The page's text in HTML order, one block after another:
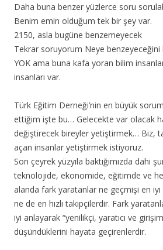
Daha buna benzer yüzlerce soru
Benim emin olduğum tek bir şey var.
2150, asla bugüne benzemeyecek
Tekrar soruyorum Neye benzeyeceğini
YOK ama buna kafa yoran bilim
insanları var.
Türk Eğitim Derneği’nin en büyük
ettiğim işte bu… Gelecekte var olacak
değiştirecek bireyler yetiştirmek… Biz,
açan insanlar yetiştirmek istiyoruz.
Son çeyrek yüzyıla baktığımızda dahi
teknolojide, ekonomide, eğitimde ve
alanda fark yaratanlar ne geçmişi en
ne de en hızlı takipçilerdir. Fark
iyi anlayarak “yenilikçi, yaratıcı ve
düşündüklerini hayata geçirenlerdir.